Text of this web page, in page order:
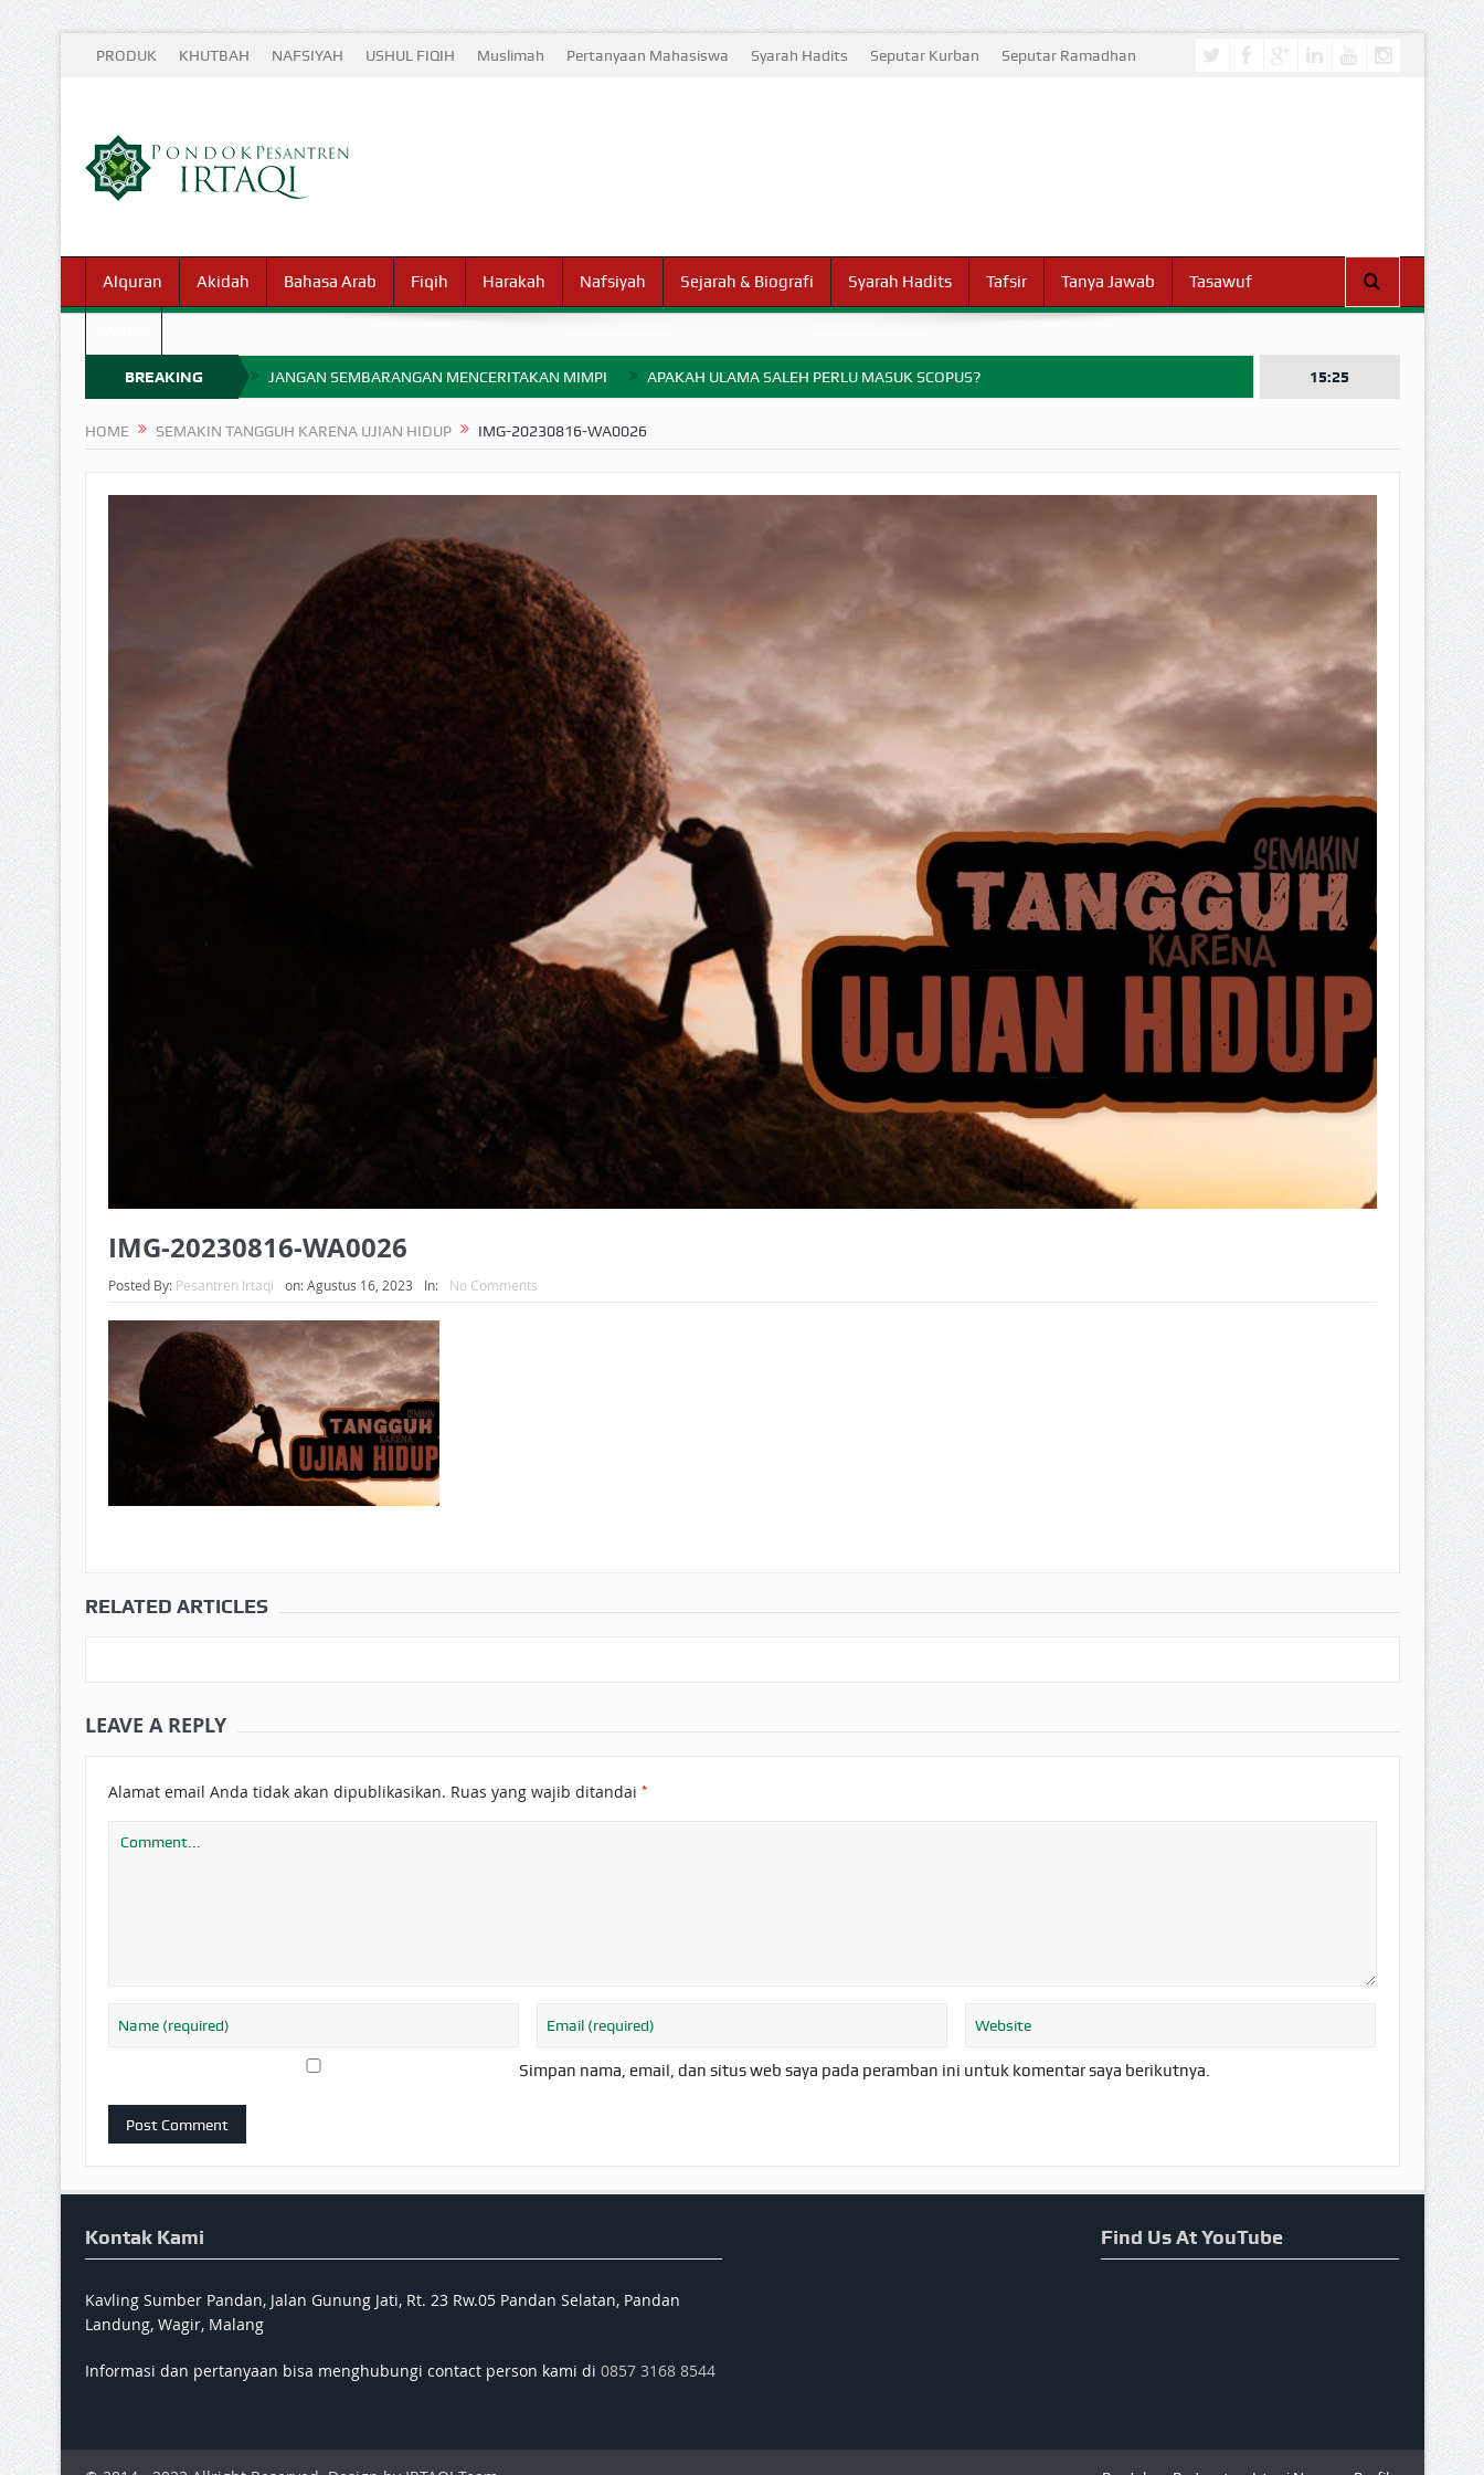
PRODUK KHUTBAH NAFSIYAH USHUL FIQIH Muslimah Pertanyaan Mahasiswa Syarah Hadits Seputar Kurban Seputar Ramadhan
Alquran Akidah Bahasa Arab Fiqih Harakah Nafsiyah Sejarah & Biografi Syarah Hadits Tafsir Tanya Jawab Tasawuf
BREAKING
NEWS
JANGAN SEMBARANGAN MENCERITAKAN MIMPI APAKAH ULAMA SALEH PERLU MASUK SCOPUS?
ISTIDLAL BATIL VS ISTIDLAL SYAR’I
HUKUM MEMBAYAR ZAKAT KEPADA KERABAT SENDIRI
15:25
HOME SEMAKIN TANGGUH KARENA UJIAN HIDUP IMG-20230816-WA0026
IMG-20230816-WA0026
Posted By: Pesantren Irtaqi on:Agustus 16, 2023 In: No Comments
RELATED ARTICLES
LEAVE A REPLY
Alamat email Anda tidak akan dipublikasikan. Ruas yang wajib ditandai *
Simpan nama, email, dan situs web saya pada peramban ini untuk komentar saya berikutnya.
Kontak Kami
Kavling Sumber Pandan, Jalan Gunung Jati, Rt. 23 Rw.05 Pandan Selatan, Pandan
Landung, Wagir, Malang
Informasi dan pertanyaan bisa menghubungi contact person kami di 0857 3168 8544
Find Us At YouTube